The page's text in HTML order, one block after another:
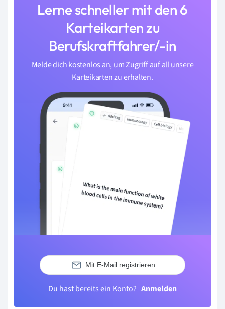
Lerne schneller mit den 6
Karteikarten zu
Berufskraftfahrer/-in
Melde dich kostenlos an, um Zugriff auf all unsere
Karteikarten zu erhalten.
Mit E-Mail registrieren
Du hast bereits ein Konto? Anmelden